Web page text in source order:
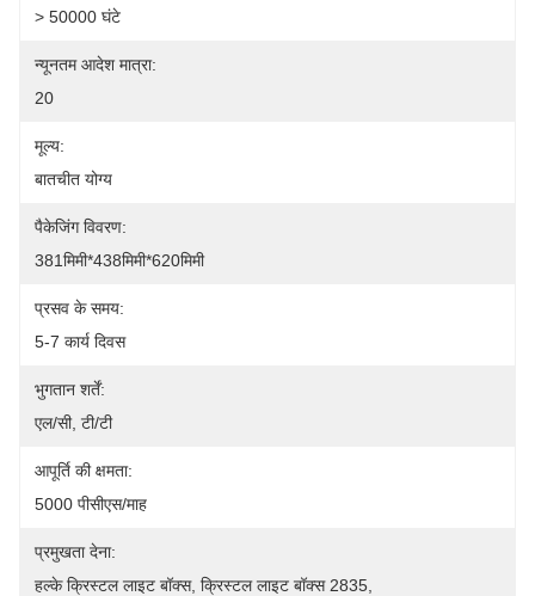
> 50000 घंटे
न्यूनतम आदेश मात्रा:
20
मूल्य:
बातचीत योग्य
पैकेजिंग विवरण:
381मिमी*438मिमी*620मिमी
प्रसव के समय:
5-7 कार्य दिवस
भुगतान शर्तें:
एल/सी, टी/टी
आपूर्ति की क्षमता:
5000 पीसीएस/माह
प्रमुखता देना:
हल्के क्रिस्टल लाइट बॉक्स, क्रिस्टल लाइट बॉक्स 2835